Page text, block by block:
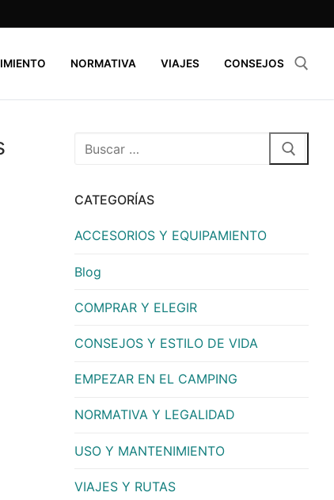
NORMATIVA VIAJES CONSEJOS
CATEGORÍAS
ACCESORIOS Y EQUIPAMIENTO
Blog
COMPRAR Y ELEGIR
CONSEJOS Y ESTILO DE VIDA
EMPEZAR EN EL CAMPING
NORMATIVA Y LEGALIDAD
USO Y MANTENIMIENTO
VIAJES Y RUTAS